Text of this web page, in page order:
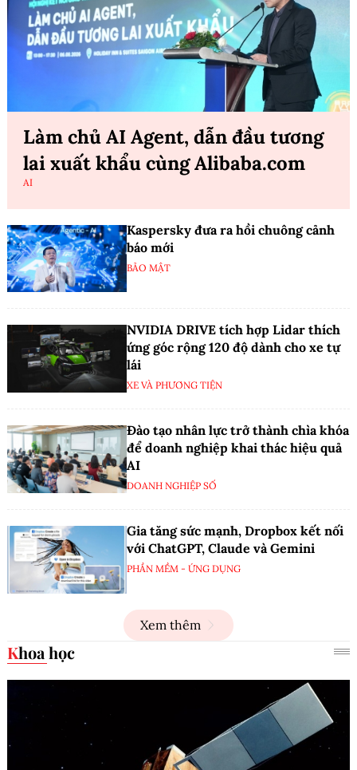
Làm chủ AI Agent, dẫn đầu tương
lai xuất khẩu cùng Alibaba.com
AI
Kaspersky đưa ra hồi chuông cảnh
báo mới
BẢO MẬT
NVIDIA DRIVE tích hợp Lidar thích
ứng góc rộng 120 độ dành cho xe tự
lái
XE VÀ PHƯƠNG TIỆN
Đào tạo nhân lực trở thành chìa khóa
để doanh nghiệp khai thác hiệu quả
AI
DOANH NGHIỆP SỐ
Gia tăng sức mạnh, Dropbox kết nối
với ChatGPT, Claude và Gemini
PHẦN MỀM - ỨNG DỤNG
Xem thêm
Khoa học